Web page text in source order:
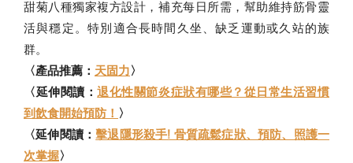
甜菊八種獨家複方設計，補充每日所需，幫助維持筋骨靈
活與穩定。特別適合長時間久坐、缺乏運動或久站的族
群。
〈產品推薦： 天固力〉
〈延伸閱讀：退化性關節炎症狀有哪些？從日常生活習慣
到飲食開始預防！ 〉
〈延伸閱讀：擊退隱形殺手! 骨質疏鬆症狀、預防、照護一
次掌握〉